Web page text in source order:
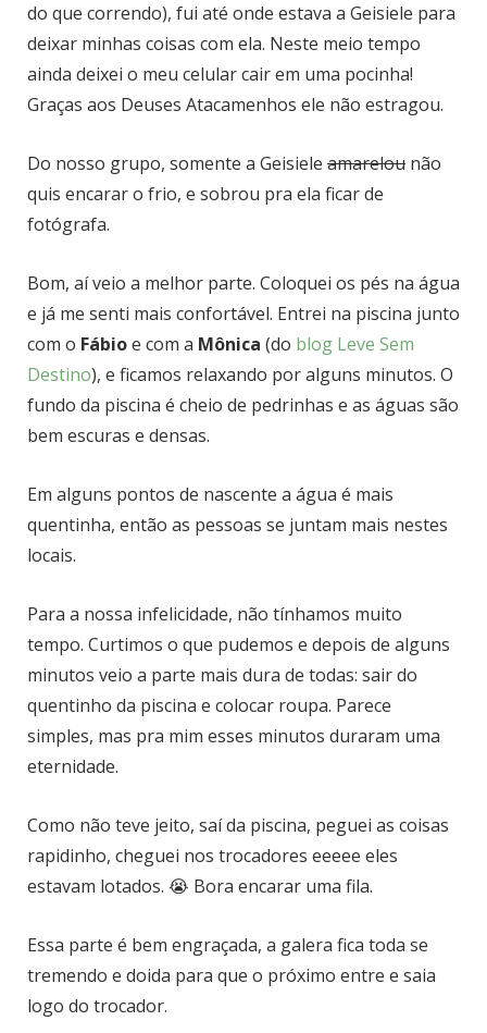
do que correndo), fui até onde estava a Geisiele para
deixar minhas coisas com ela. Neste meio tempo
ainda deixei o meu celular cair em uma pocinha!
Graças aos Deuses Atacamenhos ele não estragou.
Do nosso grupo, somente a Geisiele amarelou não
quis encarar o frio, e sobrou pra ela ficar de
fotógrafa.
Bom, aí veio a melhor parte. Coloquei os pés na água
e já me senti mais confortável. Entrei na piscina junto
com o Fábioe com a Mônica (do blog Leve Sem
Destino), e ficamos relaxando por alguns minutos. O
fundo da piscina é cheio de pedrinhas e as águas são
bem escuras e densas.
Em alguns pontos de nascente a água é mais
quentinha, então as pessoas se juntam mais nestes
locais.
Para a nossa infelicidade, não tínhamos muito
tempo. Curtimos o que pudemos e depois de alguns
minutos veio a parte mais dura de todas: sair do
quentinho da piscina e colocar roupa. Parece
simples, mas pra mim esses minutos duraram uma
eternidade.
Como não teve jeito, saí da piscina, peguei as coisas
rapidinho, cheguei nos trocadores eeeee eles
estavam lotados. 😭 Bora encarar uma fila.
Essa parte é bem engraçada, a galera fica toda se
tremendo e doida para que o próximo entre e saia
logo do trocador.